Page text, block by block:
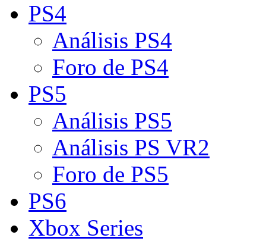
PS4
Análisis PS4
Foro de PS4
PS5
Análisis PS5
Análisis PS VR2
Foro de PS5
PS6
Xbox Series